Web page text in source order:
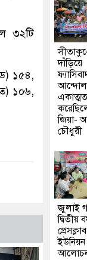
৩২টি
১৫৪,
১০৬,
দাঁড়িয়ে
জিয়া-
চৌধুরী
জুলাই
দ্বিতীয়